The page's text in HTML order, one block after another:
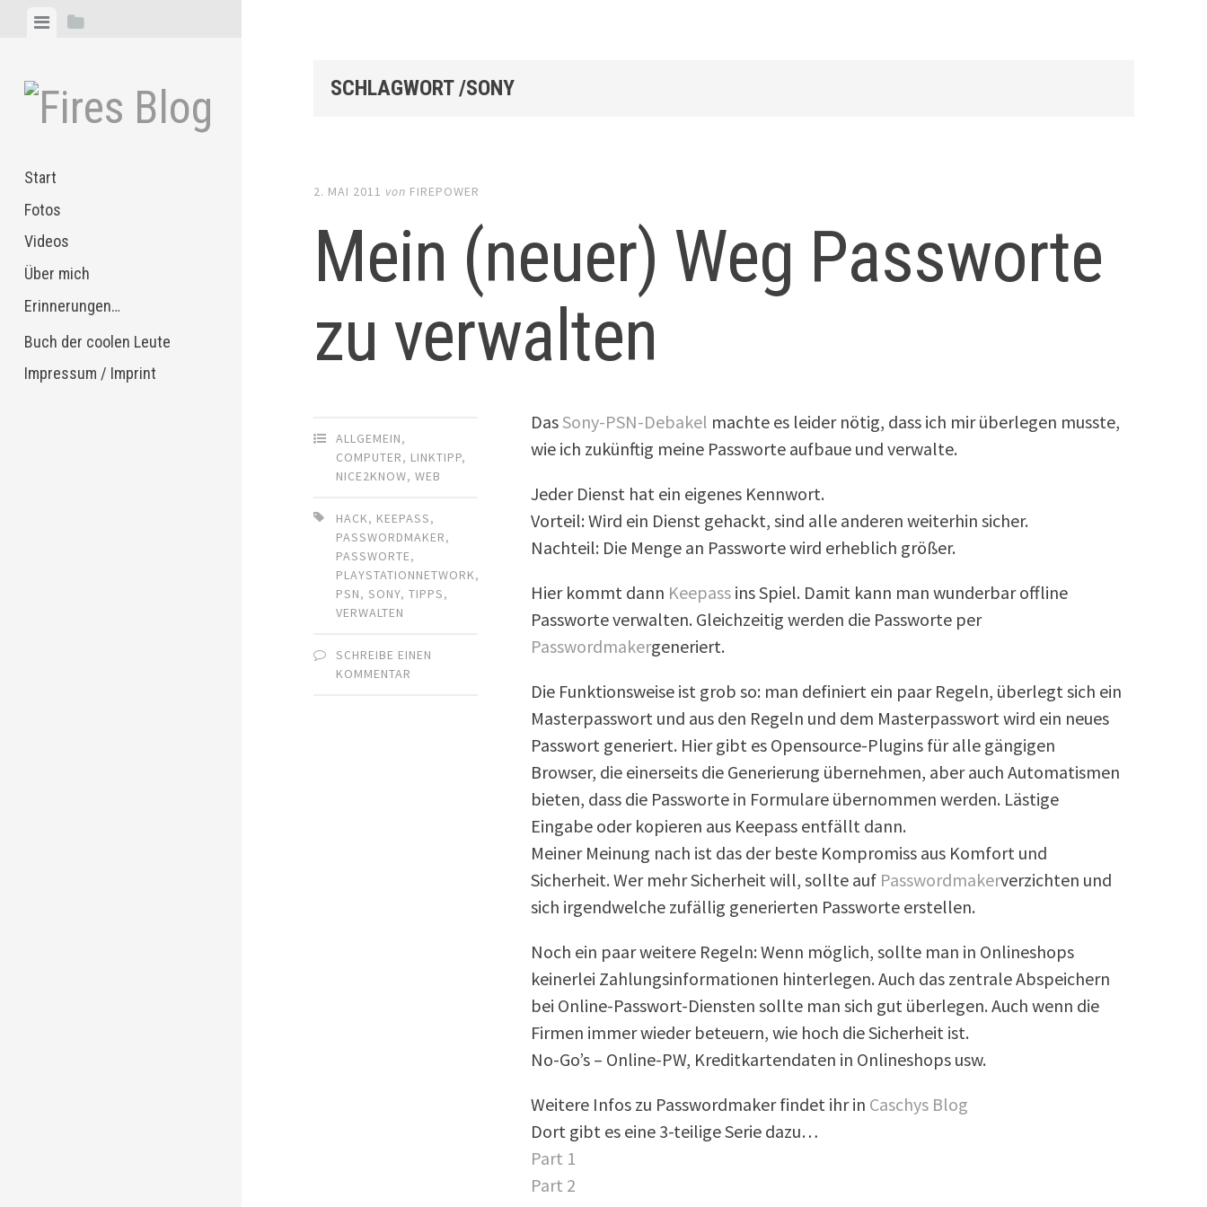
MenüSeitenleiste
Start
Fotos
Videos
Über mich
Erinnerungen…
Buch der coolen Leute
Impressum / Imprint
SCHLAGWORT /SONY
2. MAI 2011 von FIREPOWER
Mein (neuer) Weg Passworte
zu verwalten
ALLGEMEIN,
COMPUTER, LINKTIPP,
NICE2KNOW,WEB
HACK, KEEPASS,
PASSWORDMAKER,
PASSWORTE,
PLAYSTATIONNETWORK,
PSN,SONY,TIPPS,
VERWALTEN
SCHREIBE EINEN
KOMMENTAR
DasSony-PSN-Debakel machte es leider nötig, dass ich mir überlegen musste,
wie ich zukünftig meine Passworte aufbaue und verwalte.
Jeder Dienst hat ein eigenes Kennwort.
Vorteil: Wird ein Dienst gehackt, sind alle anderen weiterhin sicher.
Nachteil: Die Menge an Passworte wird erheblich größer.
Hier kommt dann Keepass ins Spiel. Damit kann man wunderbar offline
Passworte verwalten. Gleichzeitig werden die Passworte per
Passwordmakergeneriert.
Die Funktionsweise ist grob so: man definiert ein paar Regeln, überlegt sich ein
Masterpasswort und aus den Regeln und dem Masterpasswort wird ein neues
Passwort generiert. Hier gibt es Opensource-Plugins für alle gängigen
Browser, die einerseits die Generierung übernehmen, aber auch Automatismen
bieten, dass die Passworte in Formulare übernommen werden. Lästige
Eingabe oder kopieren aus Keepass entfällt dann.
Meiner Meinung nach ist das der beste Kompromiss aus Komfort und
Sicherheit. Wer mehr Sicherheit will, sollte auf Passwordmakerverzichten und
sich irgendwelche zufällig generierten Passworte erstellen.
Noch ein paar weitere Regeln: Wenn möglich, sollte man in Onlineshops
keinerlei Zahlungsinformationen hinterlegen. Auch das zentrale Abspeichern
bei Online-Passwort-Diensten sollte man sich gut überlegen. Auch wenn die
Firmen immer wieder beteuern, wie hoch die Sicherheit ist.
No-Go’s – Online-PW, Kreditkartendaten in Onlineshops usw.
Weitere Infos zu Passwordmaker findet ihr in Caschys Blog
Dort gibt es eine 3-teilige Serie dazu…
Part 1
Part 2